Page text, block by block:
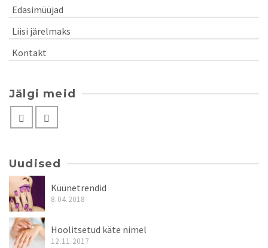
Edasimüüjad
Liisi järelmaks
Kontakt
Jälgi meid
Uudised
Küünetrendid
8.04.2018
Hoolitsetud käte nimel
12.11.2017